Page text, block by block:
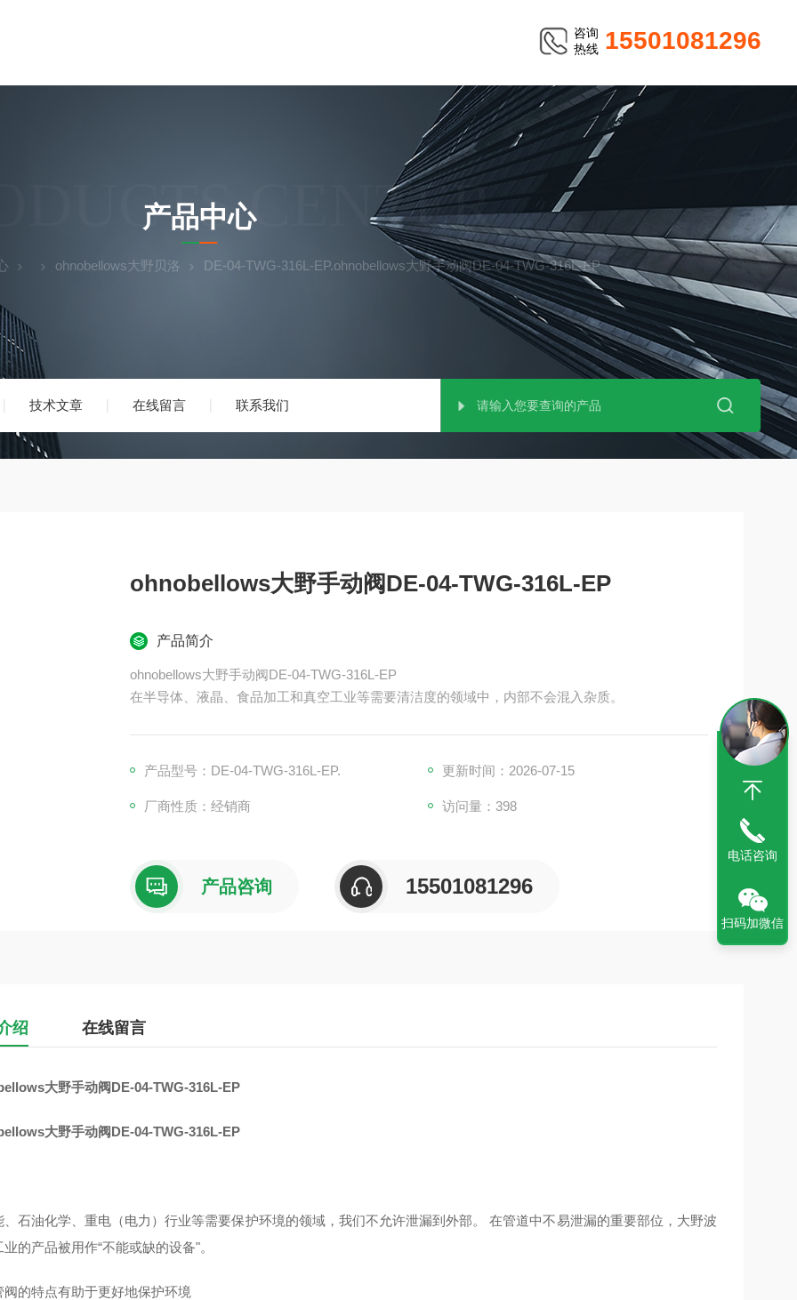
咨询
热线 15501081296
技术文章 在线留言 联系我们
CENTER
产品中心
ohnobellows大野贝洛 DE-04-TWG-316L-EP.ohnobellows大野手动阀DE-04-TWG-316L-EP
ohnobellows大野手动阀DE-04-TWG-316L-EP
产品简介
ohnobellows大野手动阀DE-04-TWG-316L-EP
在半导体、液晶、食品加工和真空工业等需要清洁度的领域中，内部不会混入杂质。
产品型号：DE-04-TWG-316L-EP. 更新时间：2026-07-15
厂商性质：经销商 访问量：398
产品咨询 15501081296
绍 在线留言
大野手动阀DE-04-TWG-316L-EP
大野手动阀DE-04-TWG-316L-EP
、石油化学、重电（电力）行业等需要保护环境的领域，我们不允许泄漏到外部。 在管道中不易泄漏的重要部位，大野波
的产品被用作“不能或缺的设备"。
阀的特点有助于更好地保护环境
电话咨询
扫码加微信